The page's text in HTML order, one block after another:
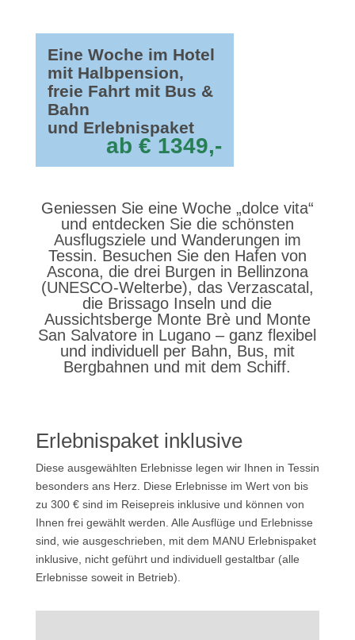
Eine Woche im Hotel
mit Halbpension,
freie Fahrt mit Bus &
Bahn
und Erlebnispaket
ab € 1349,-
Geniessen Sie eine Woche „dolce vita“
und entdecken Sie die schönsten
Ausflugsziele und Wanderungen im
Tessin. Besuchen Sie den Hafen von
Ascona, die drei Burgen in Bellinzona
(UNESCO-Welterbe), das Verzascatal,
die Brissago Inseln und die
Aussichtsberge Monte Brè und Monte
San Salvatore in Lugano – ganz flexibel
und individuell per Bahn, Bus, mit
Bergbahnen und mit dem Schiff.
Erlebnispaket inklusive
Diese ausgewählten Erlebnisse legen wir Ihnen in Tessin
besonders ans Herz. Diese Erlebnisse im Wert von bis
zu 300 € sind im Reisepreis inklusive und können von
Ihnen frei gewählt werden. Alle Ausflüge und Erlebnisse
sind, wie ausgeschrieben, mit dem MANU Erlebnispaket
inklusive, nicht geführt und individuell gestaltbar (alle
Erlebnisse soweit in Betrieb).